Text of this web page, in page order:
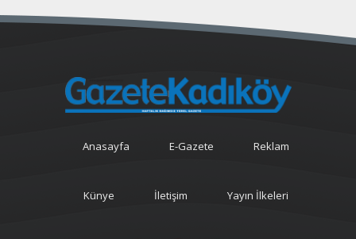
Anasayfa E-Gazete Reklam
Künye İletişim Yayın İlkeleri